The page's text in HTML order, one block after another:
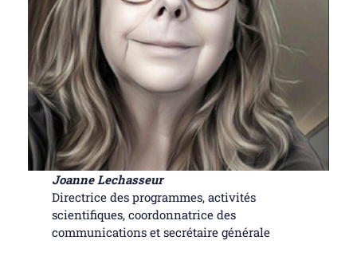
Joanne Lechasseur
Directrice des programmes, activités
scientifiques, coordonnatrice des
communications et secrétaire générale